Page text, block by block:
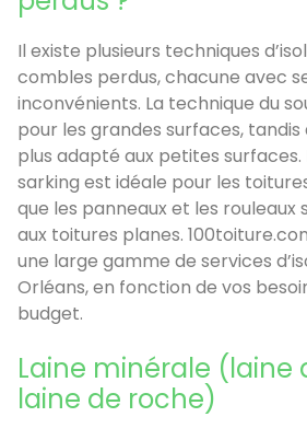
Il existe plusieurs techniques
combles perdus, chacune avec
inconvénients. La technique du
pour les grandes surfaces, tandis
plus adapté aux petites surfaces.
sarking est idéale pour les
que les panneaux et les rouleaux
aux toitures planes.
une large gamme de services
Orléans, en fonction de vos
budget.
Laine minérale (laine
laine de roche)